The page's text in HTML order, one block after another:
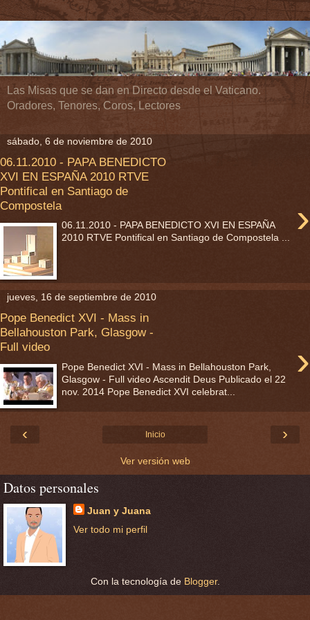
Las Misas que se dan en Directo desde el Vaticano.
Oradores, Tenores, Coros, Lectores
sábado, 6 de noviembre de 2010
06.11.2010 - PAPA BENEDICTO
XVI EN ESPAÑA 2010 RTVE
Pontifical en Santiago de
Compostela
›
06.11.2010 - PAPA BENEDICTO XVI EN ESPAÑA
2010 RTVE Pontifical en Santiago de Compostela ...
jueves, 16 de septiembre de 2010
Pope Benedict XVI - Mass in
Bellahouston Park, Glasgow -
Full video
›
Pope Benedict XVI - Mass in Bellahouston Park,
Glasgow - Full video Ascendit Deus Publicado el 22
nov. 2014 Pope Benedict XVI celebrat...
‹ ›
Inicio
Ver versión web
Datos personales
Juan y Juana
Ver todo mi perfil
Con la tecnología de Blogger.